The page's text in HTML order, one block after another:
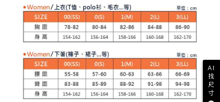
【注意事項】
1.本服務係由「台灣大哥大股份有限公司」（以下簡稱本公司）所提供，讓
用戶於交易時，得透過本服務購買商品或服務，並由商店將買賣／分期付款
買賣價金債權讓與本公司後，依約使用本公司帳單繳交帳款。
2.基於同意付款使用「大哥付你分期」之契約關係目的，商店將以您的個人
由本公司與您本人進行分期帳單所需資料之確認、核對及更正。
3.完整用戶服務條款，請詳閱以下連結：
https://oppay.tw/userRule
ATM／網路銀行／等多元方式進行付款，方視為交易完成。
※ 請注意：結帳手續完成當下不需立刻繳費，但若您需要取消訂單，請聯絡
購買商品的店家。未經商家同意取消之訂單仍視為有效，需透過AFTEE先享
後付繳納相關費用。
※ 交易是否成功請以「AFTEE先享後付 」之結帳頁面顯示為準，若有關於
是否繳費成功／繳費後需取消欲退款等相關疑問，請聯繫「AFTEE先享後付
客戶支援中心」https://netprotections.freshdesk.com/support/home
【注意事項】
１．透過由恩沛科技股份有限公司提供之「AFTEE先享後付」服務完成之交
易，需依本服務之必要範圍內提供個人資料，並將交易相關給付款項請求債
萊爾富取貨付款
付款後萊爾富取貨
免運費
7-11取貨付款
免運費
AI
找
尺
寸